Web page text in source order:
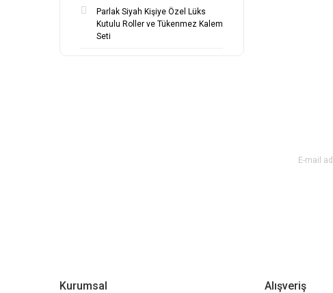
Parlak Siyah Kişiye Özel Lüks
Kutulu Roller ve Tükenmez Kalem
Seti
Kurumsal Alışveriş